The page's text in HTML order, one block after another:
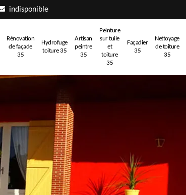
indisponible
Rénovation
de façade
35
Hydrofuge
toiture 35
Artisan
peintre
35
Peinture
sur tuile
et
toiture
35
Façadier
35
Nettoyage
de toiture
35